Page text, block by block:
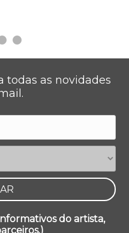
todas as novidades
do artista,